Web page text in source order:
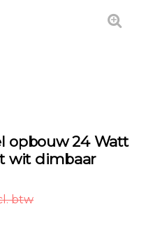
opbouw 24 Watt
wit dimbaar
btw